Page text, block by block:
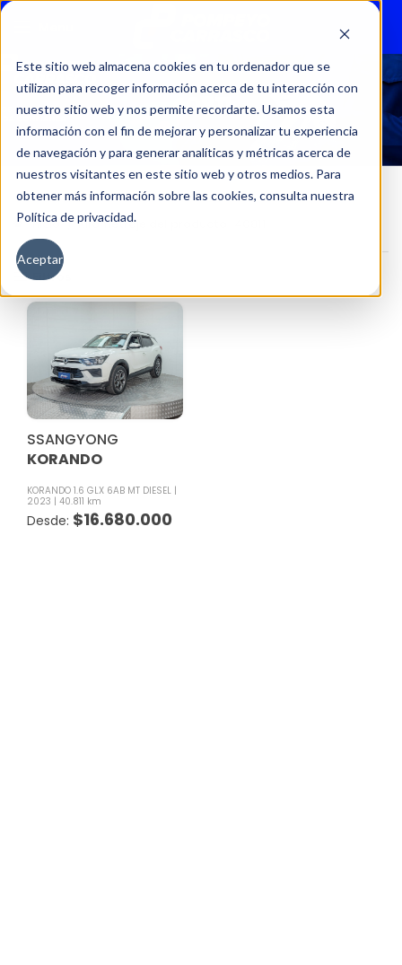
Este sitio web almacena cookies en tu ordenador que se
utilizan para recoger información acerca de tu interacción con
nuestro sitio web y nos permite recordarte. Usamos esta
información con el fin de mejorar y personalizar tu experiencia
de navegación y para generar analíticas y métricas acerca de
nuestros visitantes en este sitio web y otros medios. Para
obtener más información sobre las cookies, consulta nuestra
Política de privacidad.
Aceptar
40811
Inicio Kilometraje del producto
Filtros
SSANGYONG
KORANDO
KORANDO 1.6 GLX 6AB MT DIESEL
2023
40.811 km
$16.680.000